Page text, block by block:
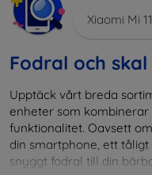
Xiaomi Mi
Fodral och skal
Upptäck vårt breda
enheter som
funktionalitet. Oavsett
din smartphone, ett
snyggt fodral till din